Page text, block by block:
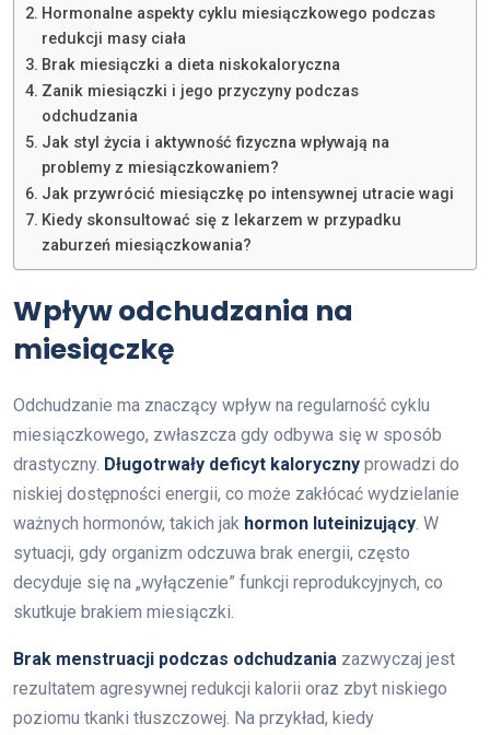
Hormonalne aspekty cyklu miesiączkowego podczas
redukcji masy ciała
Brak miesiączki a dieta niskokaloryczna
Zanik miesiączki i jego przyczyny podczas
odchudzania
Jak styl życia i aktywność fizyczna wpływają na
problemy z miesiączkowaniem?
Jak przywrócić miesiączkę po intensywnej utracie wagi
Kiedy skonsultować się z lekarzem w przypadku
zaburzeń miesiączkowania?
Wpływ odchudzania na
miesiączkę
Odchudzanie ma znaczący wpływ na regularność cyklu
miesiączkowego, zwłaszcza gdy odbywa się w sposób
drastyczny. Długotrwały deficyt kaloryczny prowadzi do
niskiej dostępności energii, co może zakłócać wydzielanie
ważnych hormonów, takich jak hormon luteinizujący . W
sytuacji, gdy organizm odczuwa brak energii, często
decyduje się na „wyłączenie” funkcji reprodukcyjnych, co
skutkuje brakiem miesiączki.
Brak menstruacji podczas odchudzania zazwyczaj jest
rezultatem agresywnej redukcji kalorii oraz zbyt niskiego
poziomu tkanki tłuszczowej. Na przykład, kiedy